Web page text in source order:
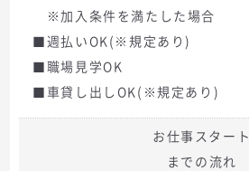
※加入条件を満たした場合
■週払いOK(※規定あり)
■職場見学OK
■車貸し出しOK(※規定あり)
お仕事スタート
までの流れ